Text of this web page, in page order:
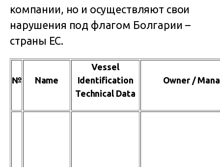
компании, но и осуществляют свои
нарушения под флагом Болгарии –
страны ЕС.
№ Name
Vessel
Identification
Technical Data
Owner /